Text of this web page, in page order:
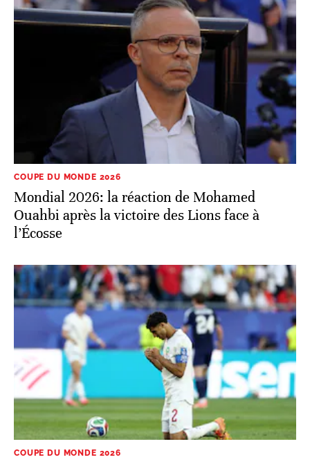
COUPE DU MONDE 2026
Mondial 2026: la réaction de Mohamed
Ouahbi après la victoire des Lions face à
l’Écosse
COUPE DU MONDE 2026